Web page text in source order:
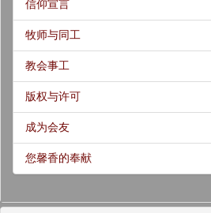
信仰宣言
牧师与同工
教会事工
版权与许可
成为会友
您馨香的奉献